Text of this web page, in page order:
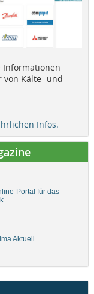
Informationen
Kälte- und
Infos.
Portal für das
Aktuell